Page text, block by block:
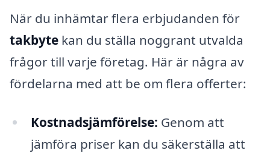
När du inhämtar flera erbjudanden för
takbyte kan du ställa noggrant utvalda
frågor till varje företag. Här är några av
fördelarna med att be om flera offerter:
Kostnadsjämförelse: Genom att
jämföra priser kan du säkerställa att